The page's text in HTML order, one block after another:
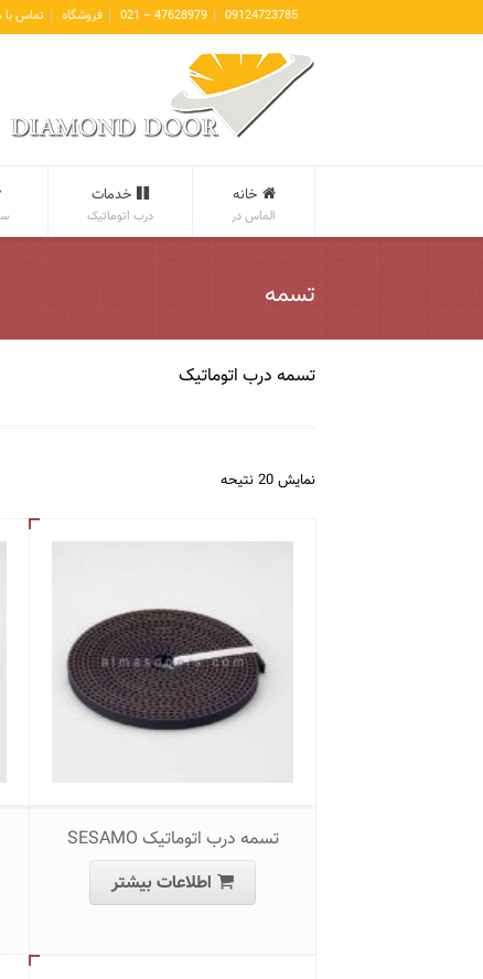
09124723785
47628979 – 021 فروشگاه تماس با
خانه
الماس در
خدمات
درب اتوماتیک
تسمه
تسمه درب اتوماتیک
نمایش 20 نتیحه
تسمه درب اتوماتیک SESAMO
اطلاعات بیشتر